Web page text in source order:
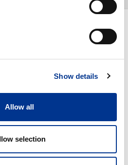
Show details
Allow all
selection
Tilaa uutiskirje
- theGoogle Privacy Policy